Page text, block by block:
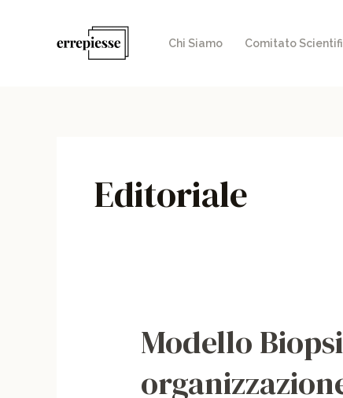
Chi Siamo Comitato
Editoriale
Modello
Modello
Biopsicosociale:
prospettive